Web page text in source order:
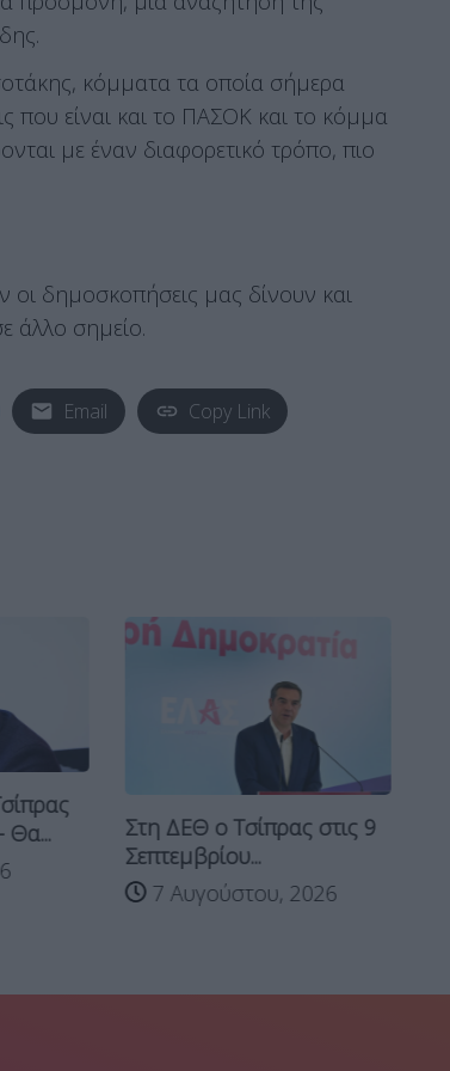
κόμματα τα οποία σήμερα
που είναι και το ΠΑΣΟΚ και το κόμμα
με έναν διαφορετικό τρόπο, πιο
οι δημοσκοπήσεις μας δίνουν και
άλλο σημείο.
Email Copy Link
Θα...
Στη ΔΕΘ ο Τσίπρας στις 9
Σεπτεμβρίου...
7 Αυγούστου, 2026